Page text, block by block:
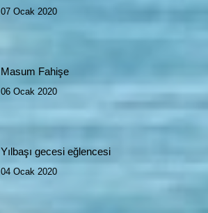
07 Ocak 2020
Masum Fahişe
06 Ocak 2020
Yılbaşı gecesi eğlencesi
04 Ocak 2020